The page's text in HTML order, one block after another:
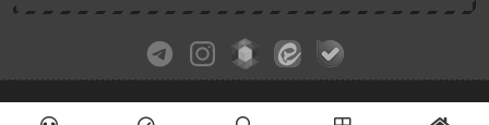
کلیه حقوق این وبسایت متعلق به ایران عرضه می‌باشد.